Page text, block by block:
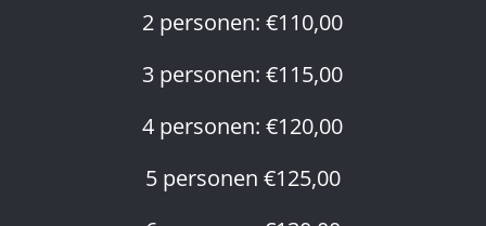
2 personen: €110,00
3 personen: €115,00
4 personen: €120,00
5 personen €125,00